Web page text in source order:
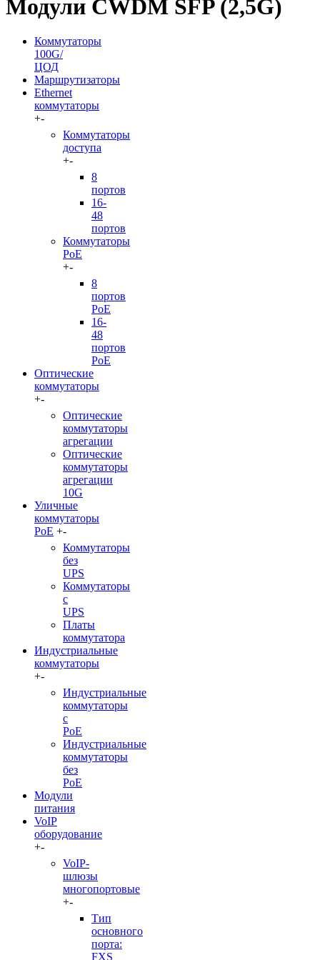
Модули CWDM SFP (2,5G)
Коммутаторы
100G/
ЦОД
Маршрутизаторы
Ethernet
коммутаторы
+-
Коммутаторы
доступа
+-
8
портов
16-
48
портов
Коммутаторы
PoE
+-
8
портов
PoE
16-
48
портов
PoE
Оптические
коммутаторы
+-
Оптические
коммутаторы
агрегации
Оптические
коммутаторы
агрегации
10G
Уличные
коммутаторы
PoE +-
Коммутаторы
без
UPS
Коммутаторы
с
UPS
Платы
коммутатора
Индустриальные
коммутаторы
+-
Индустриальные
коммутаторы
c
PoE
Индустриальные
коммутаторы
без
PoE
Модули
питания
VoIP
оборудование
+-
VoIP-
шлюзы
многопортовые
+-
Тип
основного
порта:
FXS